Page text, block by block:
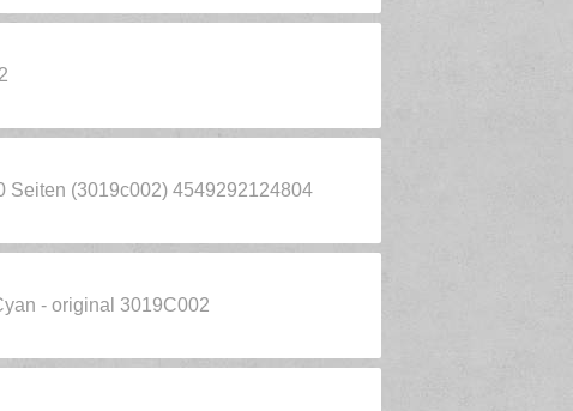
Seiten (3019c002) 4549292124804
- original 3019C002